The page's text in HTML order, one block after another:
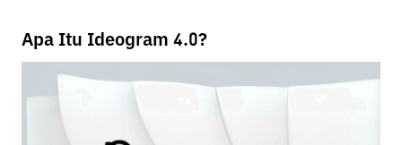
Apa Itu Ideogram 4.0?